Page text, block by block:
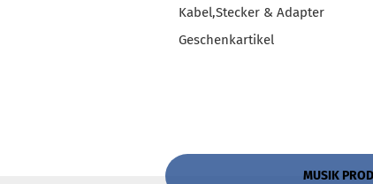
Kabel,Stecker & Adapter
Geschenkartikel
MUSIK